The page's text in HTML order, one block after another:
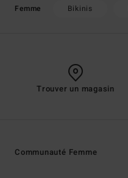
Femme Bikinis
Trouver un magasin
Communauté Femme